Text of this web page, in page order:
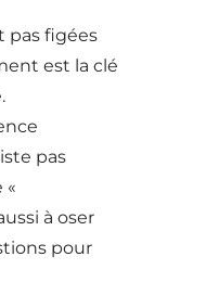
pas figées
est la clé
pas
«
à oser
pour